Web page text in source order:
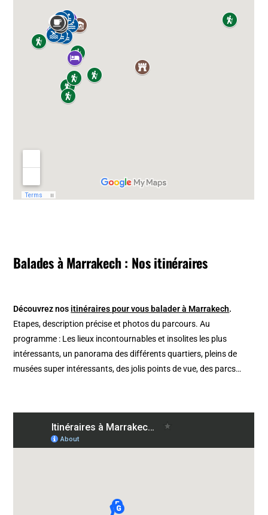
Balades à Marrakech : Nos itinéraires
Découvrez nos itinéraires pour vous balader à Marrakech.
Etapes, description précise et photos du parcours. Au
programme : Les lieux incontournables et insolites les plus
intéressants, un panorama des différents quartiers, pleins de
musées super intéressants, des jolis points de vue, des parcs…